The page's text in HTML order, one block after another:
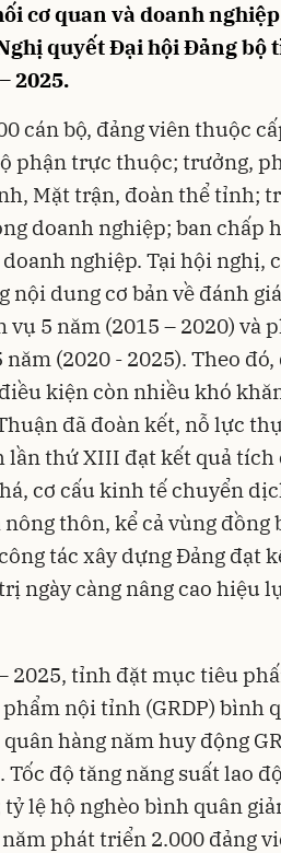
cơ quan và doanh
quyết Đại hội Đảng bộ
2025.
cán bộ, đảng viên thuộc
phận trực thuộc; trưởng,
Mặt trận, đoàn thể tỉnh;
doanh nghiệp; ban chấp
nghiệp. Tại hội nghị,
nội dung cơ bản về đánh
5 năm (2015 – 2020) và
(2020 - 2025). Theo
kiện còn nhiều khó
đã đoàn kết, nỗ lực
lần thứ XIII đạt kết quả tích
cơ cấu kinh tế chuyển
thôn, kể cả vùng đồng
tác xây dựng Đảng đạt
ngày càng nâng cao hiệu
2025, tỉnh đặt mục tiêu
nội tỉnh (GRDP) bình
hàng năm huy động
Tốc độ tăng năng suất lao
lệ hộ nghèo bình quân
phát triển 2.000 đảng